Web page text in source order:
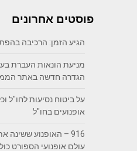
פוסטים אחרונים
הגיע הזמן: הרכיבה בהפתעה ה-11
מניעת הונאות העברת
הגדרה חדשה באתר
על ביטוח נסיעות לחו"ל
אופנועים בחו"ל
916 – האופנוע ששינה
עולם אופנועי הספורט